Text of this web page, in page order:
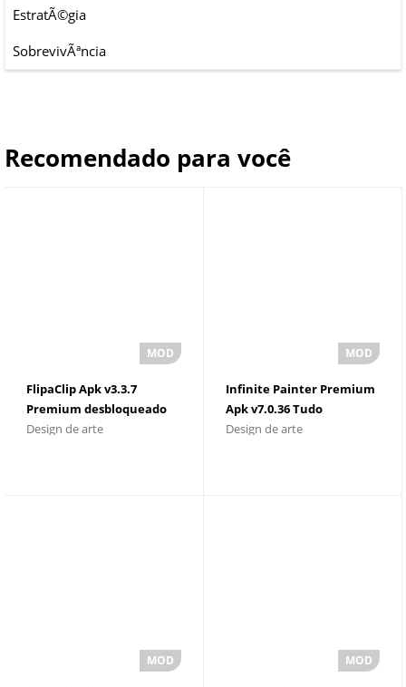
EstratÃ©gia
SobrevivÃªncia
Recomendado para você
FlipaClip Apk v3.3.7
Premium desbloqueado
2023
Design de arte
Infinite Painter Premium
Apk v7.0.36 Tudo
Desbloqueado
Design de arte